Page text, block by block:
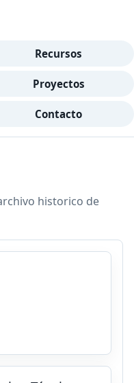
Recursos
Proyectos
Contacto
historico de